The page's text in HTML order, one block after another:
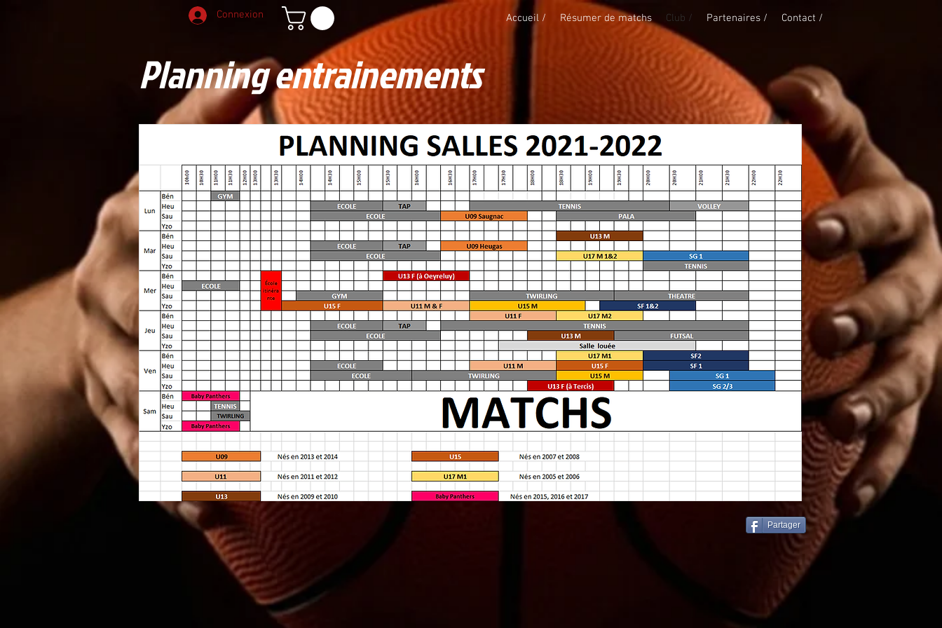
Connexion Accueil / Résumer de matchs Club / Partenaires / Contact /
Planning entrainements
Partager